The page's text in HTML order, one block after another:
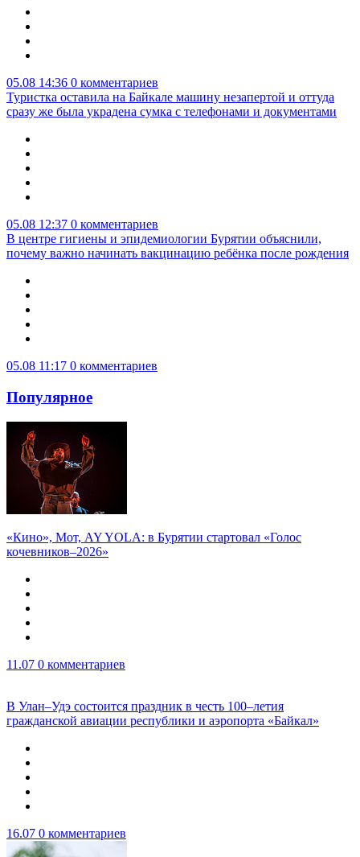
05.08 14:36 0 комментариев
Туристка оставила на Байкале машину незапертой и оттуда
сразу же была украдена сумка с телефонами и документами
05.08 12:37 0 комментариев
В центре гигиены и эпидемиологии Бурятии объяснили,
почему важно начинать вакцинацию ребёнка после рождения
05.08 11:17 0 комментариев
Популярное
«Кино», Мот, AY YOLA: в Бурятии стартовал «Голос
кочевников–2026»
11.07 0 комментариев
В Улан–Удэ состоится праздник в честь 100–летия
гражданской авиации республики и аэропорта «Байкал»
16.07 0 комментариев